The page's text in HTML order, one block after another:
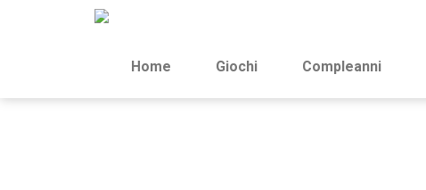
Home Giochi Compleanni